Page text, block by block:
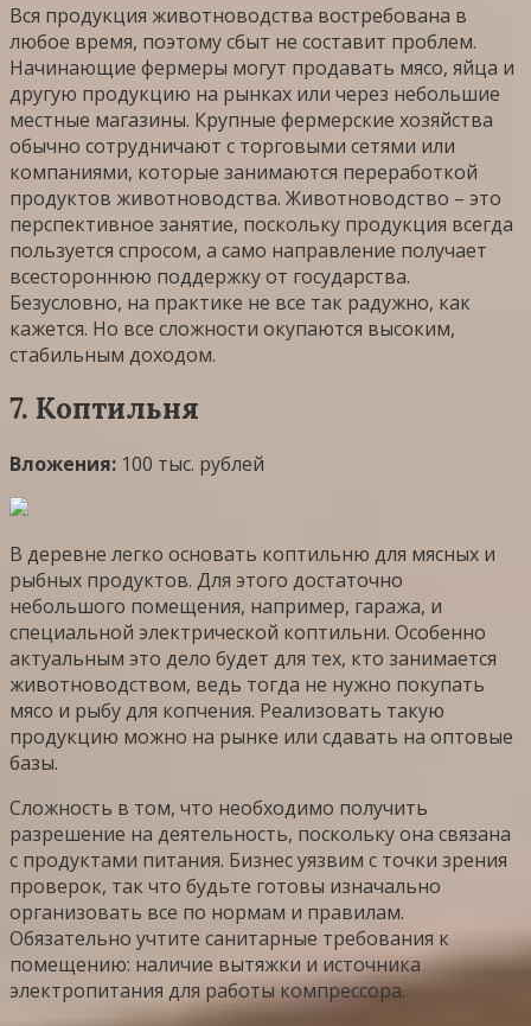
Вся продукция животноводства востребована в
любое время, поэтому сбыт не составит проблем.
Начинающие фермеры могут продавать мясо, яйца и
другую продукцию на рынках или через небольшие
местные магазины. Крупные фермерские хозяйства
обычно сотрудничают с торговыми сетями или
компаниями, которые занимаются переработкой
продуктов животноводства. Животноводство – это
перспективное занятие, поскольку продукция всегда
пользуется спросом, а само направление получает
всестороннюю поддержку от государства.
Безусловно, на практике не все так радужно, как
кажется. Но все сложности окупаются высоким,
стабильным доходом.
7. Коптильня
Вложения: 100 тыс. рублей
В деревне легко основать коптильню для мясных и
рыбных продуктов. Для этого достаточно
небольшого помещения, например, гаража, и
специальной электрической коптильни. Особенно
актуальным это дело будет для тех, кто занимается
животноводством, ведь тогда не нужно покупать
мясо и рыбу для копчения. Реализовать такую
продукцию можно на рынке или сдавать на оптовые
базы.
Сложность в том, что необходимо получить
разрешение на деятельность, поскольку она связана
с продуктами питания. Бизнес уязвим с точки зрения
проверок, так что будьте готовы изначально
организовать все по нормам и правилам.
Обязательно учтите санитарные требования к
помещению: наличие вытяжки и источника
электропитания для работы компрессора.